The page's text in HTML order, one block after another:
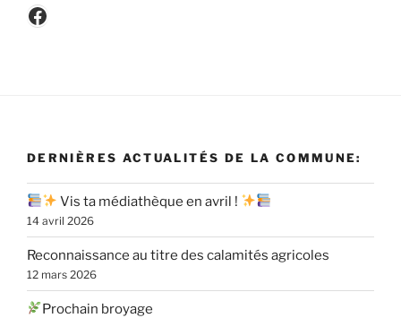
Facebook
DERNIÈRES ACTUALITÉS DE LA COMMUNE:
Vis ta médiathèque en avril !
14 avril 2026
Reconnaissance au titre des calamités agricoles
12 mars 2026
Prochain broyage